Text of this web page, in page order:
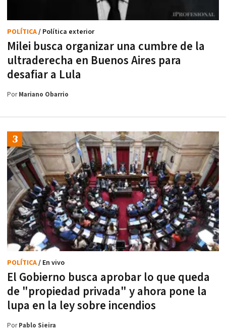
Milei busca organizar una cumbre de la
ultraderecha en Buenos Aires para
desafiar a Lula
POLÍTICA/ Política exterior
PorMariano Obarrio
El Gobierno busca aprobar lo que queda
de "propiedad privada" y ahora pone la
lupa en la ley sobre incendios
POLÍTICA/ En vivo
PorPablo Sieira